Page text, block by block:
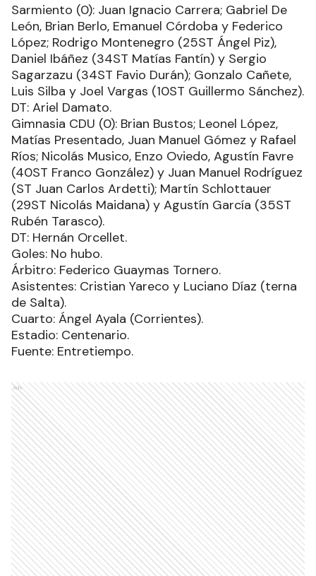
Sarmiento (0): Juan Ignacio Carrera; Gabriel De
León, Brian Berlo, Emanuel Córdoba y Federico
López; Rodrigo Montenegro (25ST Ángel Piz),
Daniel Ibáñez (34ST Matías Fantín) y Sergio
Sagarzazu (34ST Favio Durán); Gonzalo Cañete,
Luis Silba y Joel Vargas (10ST Guillermo Sánchez).
DT: Ariel Damato.
Gimnasia CDU (0): Brian Bustos; Leonel López,
Matías Presentado, Juan Manuel Gómez y Rafael
Ríos; Nicolás Musico, Enzo Oviedo, Agustín Favre
(40ST Franco González) y Juan Manuel Rodríguez
(ST Juan Carlos Ardetti); Martín Schlottauer
(29ST Nicolás Maidana) y Agustín García (35ST
Rubén Tarasco).
DT: Hernán Orcellet.
Goles: No hubo.
Árbitro: Federico Guaymas Tornero.
Asistentes: Cristian Yareco y Luciano Díaz (terna
de Salta).
Cuarto: Ángel Ayala (Corrientes).
Estadio: Centenario.
Fuente: Entretiempo.
Ads